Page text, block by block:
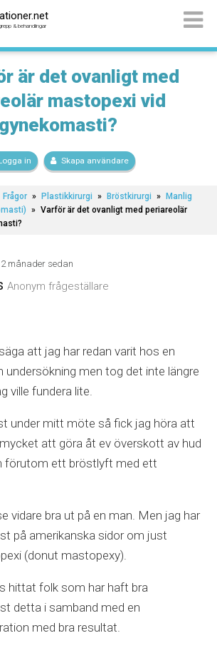
& behandlingar
är det ovanligt med
mastopexi vid
gynekomasti?
in Skapa användare
Frågor » Plastikkirurgi » Bröstkirurgi »
Manlig
» Varför är det ovanligt med periareolär
2 månader sedan
Anonym frågeställare
att jag har redan varit hos en
undersökning men tog det inte längre
ville fundera lite.
under mitt möte så fick jag höra att
att göra åt ev överskott av hud
förutom ett bröstlyft med ett
vidare bra ut på en man. Men jag har
på amerikanska sidor om just
(donut mastopexy).
hittat folk som har haft bra
detta i samband med en
med bra resultat.